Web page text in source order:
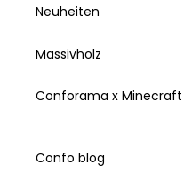
Neuheiten
Massivholz
Conforama x Minecraft
Confo blog